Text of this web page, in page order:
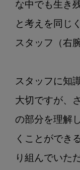
な中でも生き
と考えを同じ
スタッフ（右
スタッフに知
大切ですが、
の部分を理解
くことができ